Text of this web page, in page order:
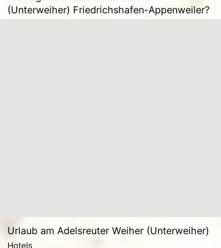
(Unterweiher) Friedrichshafen-Appenweiler?
Urlaub am Adelsreuter Weiher (Unterweiher)
Hotels